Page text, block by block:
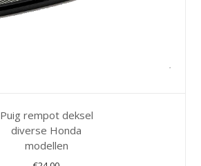
Puig rempot deksel
diverse Honda
modellen